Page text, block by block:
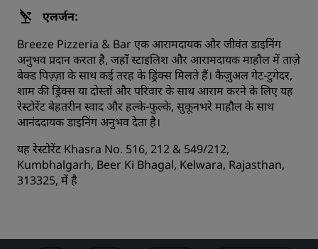
एलर्जन:
Breeze Pizzeria & Bar एक आरामदायक और जीवंत डाइनिंग
अनुभव प्रदान करता है, जहाँ स्टाइलिश और आरामदायक माहौल में ताज़े
बेक्ड पिज़्ज़ा के साथ कई तरह के ड्रिंक्स मिलते हैं। कैज़ुअल गेट-टुगेदर,
शाम की ड्रिंक्स या दोस्तों और परिवार के साथ आराम करने के लिए यह
रेस्टोरेंट बेहतरीन स्वाद और हल्के-फुल्के, सुकूनभरे माहौल के साथ
आनंददायक डाइनिंग अनुभव देता है।
यह रेस्टोरेंट Khasra No. 516, 212 & 549/212,
Kumbhalgarh, Beer Ki Bhagal, Kelwara, Rajasthan,
313325, में है